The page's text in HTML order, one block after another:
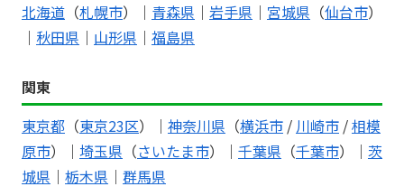
北海道 （札幌市）｜ 青森県 ｜ 岩手県 ｜ 宮城県 （仙台市）
｜ 秋田県 ｜ 山形県 ｜ 福島県
関東
東京都 （東京23区）｜ 神奈川県 （横浜市 / 川崎市 /相模
原市）｜ 埼玉県 （さいたま市）｜ 千葉県 （千葉市）｜ 茨
城県 ｜ 栃木県 ｜ 群馬県